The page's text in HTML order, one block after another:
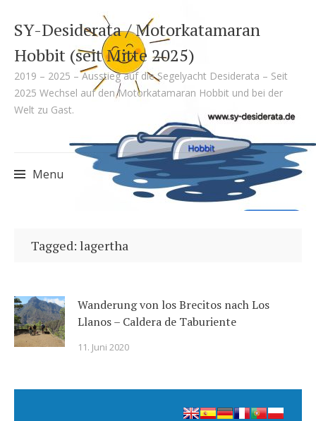
SY-Desiderata / Motorkatamaran
Hobbit (seit Mitte 2025)
2019 – 2025 – Ausstieg auf die Segelyacht Desiderata – Seit
2025 Wechsel auf den Motorkatamaran Hobbit und bei der
Welt zu Gast.
Menu
to
Tagged: lagertha
Wanderung von los Brecitos nach Los
Llanos – Caldera de Taburiente
11. Juni 2020